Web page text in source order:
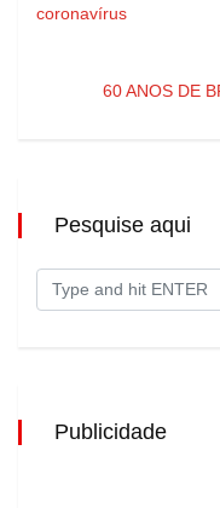
coronavírus
60 ANOS DE
Pesquise aqui
Publicidade